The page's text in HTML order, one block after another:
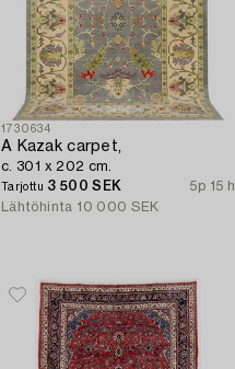
1730634
A Kazak carpet,
c. 301 x 202 cm.
Tarjottu 3 500 SEK
5p 15 h
Lähtöhinta 10 000 SEK